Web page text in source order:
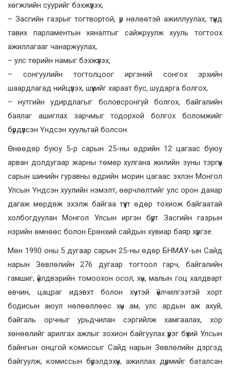
хөгжлийн суурийг бэхжүүлэх,
– Засгийн газрыг тогтвортой, үр нөлөөтэй ажиллуулах, түүнд
тавих парламентын хяналтыг сайжруулж хууль тогтоох
ажиллагааг чанаржуулах,
– улс төрийн намыг бэхжүүлэх,
– сонгуулийн тогтолцоог иргэний сонгох эрхийн
шаардлагад нийцүүлэх, шүүхийг хараат бус, шударга болгох,
– нутгийн удирдлагыг боловсронгуй болгох, байгалийн
баялаг ашиглах зарчмыг тодорхой болгох боломжийг
бүрдүүлсэн Үндсэн хуультай болсон.
Өнөөдөр буюу 5-р сарын 25-ны өдрийн 12 цагаас буюу
арван долдугаар жарны төмөр хулгана жилийн зуны тэргүүн
сарын шинийн гуравны өдрийн морин цагаас эхлэн Монгол
Улсын Үндсэн хуулийн нэмэлт, өөрчлөлтийг улс орон даяар
дагаж мөрдөж эхэлж байгаа түүхт өдөр тохиож байгаатай
холбогдуулан Монгол Улсын иргэн бүрт Засгийн газрын
нэрийн өмнөөс болон Ерөнхий сайдын хувиар баяр хүргэе.
Мөн 1990 оны 5 дугаар сарын 25-ны өдөр БНМАУ-ын Сайд
нарын Зөвлөлийн 276 дугаар тогтоол гарч, байгалийн
гамшиг, үйлдвэрийн томоохон осол, хүн, малын гоц халдварт
өвчин, цацраг идэвхт болон хүчтэй үйлчилгээтэй хорт
бодисын аюул нөлөөллөөс хүн ам, улс ардын аж ахуй,
байгаль орчныг урьдчилан сэргийлж хамгаалах, хор
хөнөөлийг арилгах ажлыг зохион байгуулах үүрэг бүхий Улсын
байнгын онцгой комиссыг Сайд нарын Зөвлөлийн дэргэд
байгуулж, комиссын бүрэлдэхүүн, ажиллах дүрмийг баталсан